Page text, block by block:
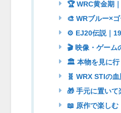
🏆 WRC黄金期
🎨 WRブルー×
⚙️ EJ20伝説｜
🎬 映像・ゲーム
🏛 本物を見に行
🧬 WRX STIの
🎁 手元に置いて
📖 原作で楽しむ